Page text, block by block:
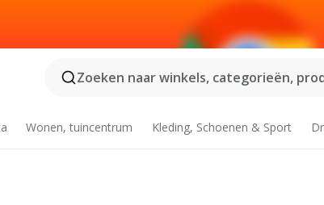
Zoeken naar winkels, categorieën,
Wonen, tuincentrum Kleding, Schoenen & Sport